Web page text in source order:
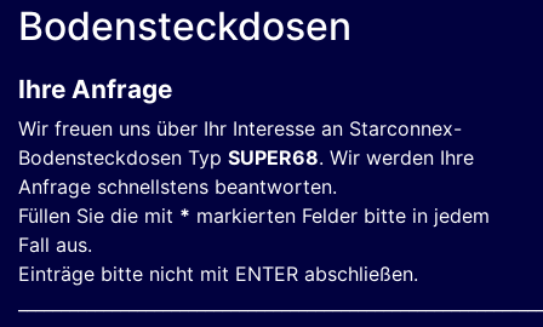
Bodensteckdosen
Ihre Anfrage
Wir freuen uns über Ihr Interesse an Starconnex-
Bodensteckdosen Typ SUPER68. Wir werden Ihre
Anfrage schnellstens beantworten.
Füllen Sie die mit * markierten Felder bitte in jedem
Fall aus.
Einträge bitte nicht mit ENTER abschließen.